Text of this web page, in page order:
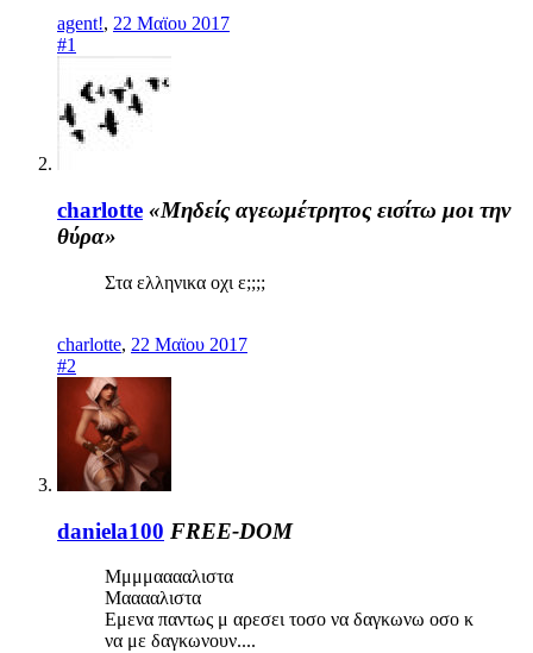
agent!, 22 Μαϊου 2017
#1
charlotte «Μηδείς αγεωμέτρητος εισίτω μοι την
θύρα»
Στα ελληνικα οχι ε;;;;
charlotte, 22 Μαϊου 2017
#2
daniela100 FREE-DOM
Μμμμααααλιστα
Μααααλιστα
Εμενα παντως μ αρεσει τοσο να δαγκωνω οσο κ
να με δαγκωνουν....